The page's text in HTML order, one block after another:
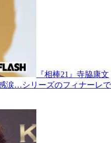
『相棒21』寺脇康文
涙…シリーズのフィナーレで